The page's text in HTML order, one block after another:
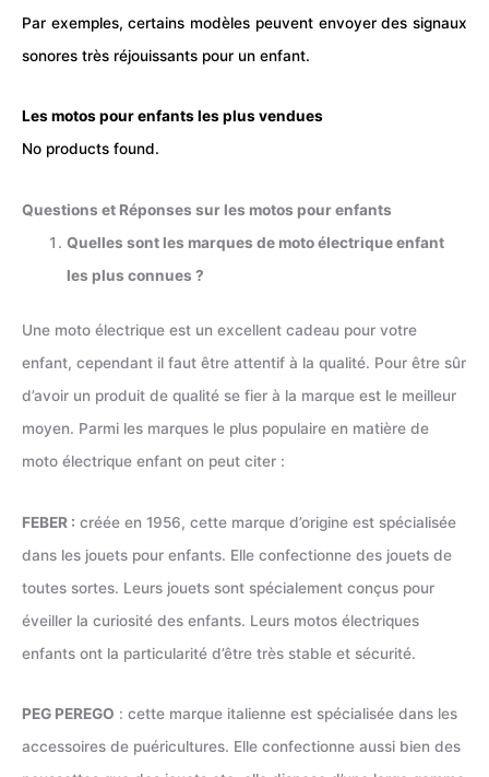
Par exemples, certains modèles peuvent envoyer des signaux
sonores très réjouissants pour un enfant.
Les motos pour enfants les plus vendues
No products found.
Questions et Réponses sur les motos pour enfants
Quelles sont les marques de moto électrique enfant
les plus connues ?
Une moto électrique est un excellent cadeau pour votre
enfant, cependant il faut être attentif à la qualité. Pour être sûr
d’avoir un produit de qualité se fier à la marque est le meilleur
moyen. Parmi les marques le plus populaire en matière de
moto électrique enfant on peut citer :
FEBER : créée en 1956, cette marque d’origine est spécialisée
dans les jouets pour enfants. Elle confectionne des jouets de
toutes sortes. Leurs jouets sont spécialement conçus pour
éveiller la curiosité des enfants. Leurs motos électriques
enfants ont la particularité d’être très stable et sécurité.
PEG PEREGO : cette marque italienne est spécialisée dans les
accessoires de puéricultures. Elle confectionne aussi bien des